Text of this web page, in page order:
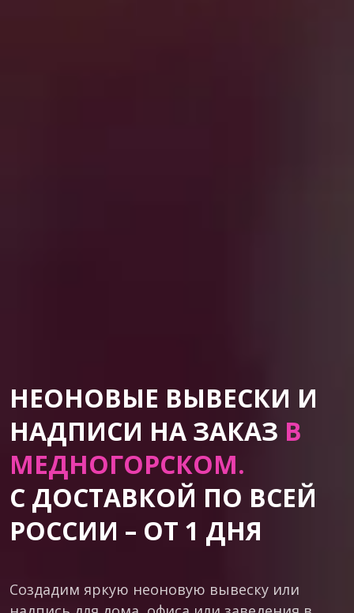
НЕОНОВЫЕ ВЫВЕСКИ И
НАДПИСИ НА ЗАКАЗ В
МЕДНОГОРСКОМ.
С ДОСТАВКОЙ ПО ВСЕЙ
РОССИИ – ОТ 1 ДНЯ
Создадим яркую неоновую вывеску или